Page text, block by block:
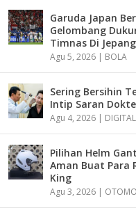
Garuda Japan
Gelombang
Timnas Di
Agu 5, 2026 | BOLA
Sering Bersihin
Intip Saran
Agu 4, 2026 | DIGITAL
Pilihan Helm
Aman Buat Para
King
Agu 3, 2026 |